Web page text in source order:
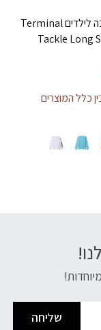
לילדיםTerminal
Tackle Long
כלל המוצרים
שליחה